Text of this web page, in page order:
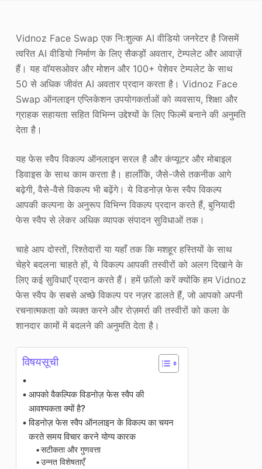
छवि पुनः कॉपीराइट
Vidnoz Face Swap एक निःशुल्क AI वीडियो जनरेटर है जिसमें
त्वरित AI वीडियो निर्माण के लिए सैकड़ों अवतार, टेम्पलेट और आवाज़ें
हैं। यह वॉयसओवर और मोशन और 100+ पेशेवर टेम्पलेट के साथ
50 से अधिक जीवंत AI अवतार प्रदान करता है। Vidnoz Face
Swap ऑनलाइन एप्लिकेशन उपयोगकर्ताओं को व्यवसाय, शिक्षा और
ग्राहक सहायता सहित विभिन्न उद्देश्यों के लिए फिल्में बनाने की अनुमति
देता है।
यह फेस स्वैप विकल्प ऑनलाइन सरल है और कंप्यूटर और मोबाइल
डिवाइस के साथ काम करता है। हालाँकि, जैसे-जैसे तकनीक आगे
बढ़ेगी, वैसे-वैसे विकल्प भी बढ़ेंगे। ये विडनोज़ फेस स्वैप विकल्प
आपकी कल्पना के अनुरूप विभिन्न विकल्प प्रदान करते हैं, बुनियादी
फेस स्वैप से लेकर अधिक व्यापक संपादन सुविधाओं तक।
चाहे आप दोस्तों, रिश्तेदारों या यहाँ तक कि मशहूर हस्तियों के साथ
चेहरे बदलना चाहते हों, ये विकल्प आपकी तस्वीरों को अलग दिखाने के
लिए कई सुविधाएँ प्रदान करते हैं। हमें फ़ॉलो करें क्योंकि हम Vidnoz
फेस स्वैप के सबसे अच्छे विकल्प पर नज़र डालते हैं, जो आपको अपनी
रचनात्मकता को व्यक्त करने और रोज़मर्रा की तस्वीरों को कला के
शानदार कामों में बदलने की अनुमति देता है।
विषयसूची
आपको वैकल्पिक विडनोज़ फेस स्वैप की
आवश्यकता क्यों है?
विडनोज़ फेस स्वैप ऑनलाइन के विकल्प का चयन
करते समय विचार करने योग्य कारक
सटीकता और गुणवत्ता
उन्नत विशेषताएँ